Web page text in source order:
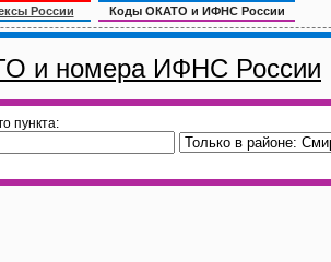
России Коды ОКАТО и ИФНС России
и номера ИФНС России
пункта: